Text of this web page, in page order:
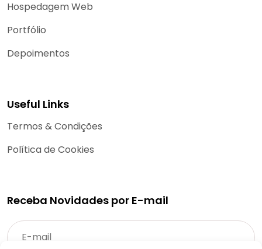
Hospedagem Web
Portfólio
Depoimentos
Useful Links
Termos & Condições
Política de Cookies
Receba Novidades por E-mail